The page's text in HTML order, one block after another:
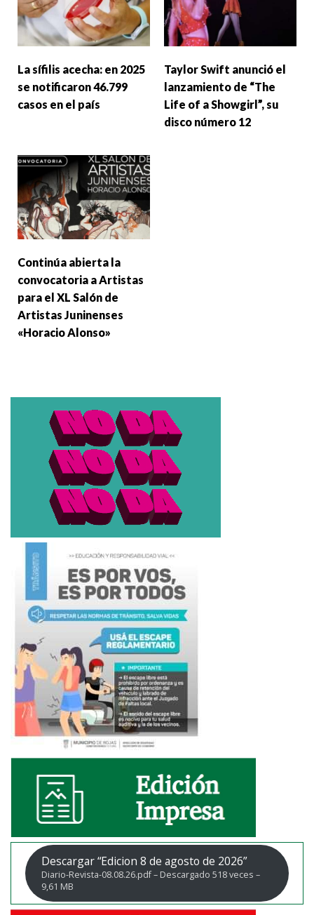
La sífilis acecha: en 2025
se notificaron 46.799
casos en el país
Taylor Swift anunció el
lanzamiento de “The
Life of a Showgirl”, su
disco número 12
Continúa abierta la
convocatoria a Artistas
para el XL Salón de
Artistas Juninenses
«Horacio Alonso»
Descargar “Edicion 8 de agosto de 2026”
Diario-Revista-08.08.26.pdf – Descargado 518 veces –
9,61 MB